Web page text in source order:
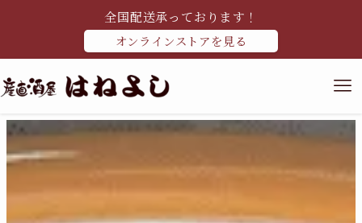
全国配送承っております！
オンラインストアを見る